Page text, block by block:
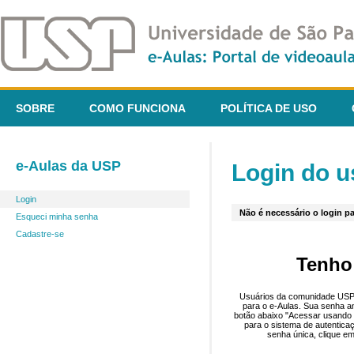
SOBRE COMO FUNCIONA POLÍTICA DE USO
e-Aulas da USP
Login
Esqueci minha senha
Cadastre-se
Login do
Não é necessário o login
Usuários da comunidade
para o e-Aulas. Sua senha
botão abaixo "Acessar
para o sistema de
senha única, clique